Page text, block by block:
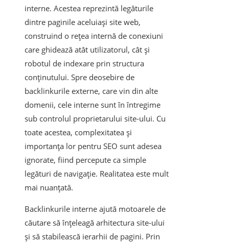
interne. Acestea reprezintă legăturile
dintre paginile aceluiași site web,
construind o rețea internă de conexiuni
care ghidează atât utilizatorul, cât și
robotul de indexare prin structura
conținutului. Spre deosebire de
backlinkurile externe, care vin din alte
domenii, cele interne sunt în întregime
sub controlul proprietarului site-ului. Cu
toate acestea, complexitatea și
importanța lor pentru SEO sunt adesea
ignorate, fiind percepute ca simple
legături de navigație. Realitatea este mult
mai nuanțată.
Backlinkurile interne ajută motoarele de
căutare să înțeleagă arhitectura site-ului
și să stabilească ierarhii de pagini. Prin